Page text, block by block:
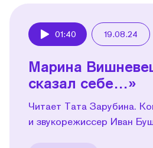
01:40 19.08.24
Марина
сказал себе…»
Читает Тата Зарубина.
и звукорежиссер Иван